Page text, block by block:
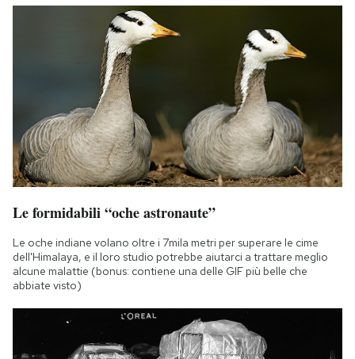
Le formidabili “oche astronaute”
Le oche indiane volano oltre i 7mila metri per superare le cime
dell'Himalaya, e il loro studio potrebbe aiutarci a trattare meglio
alcune malattie (bonus: contiene una delle GIF più belle che
abbiate visto)